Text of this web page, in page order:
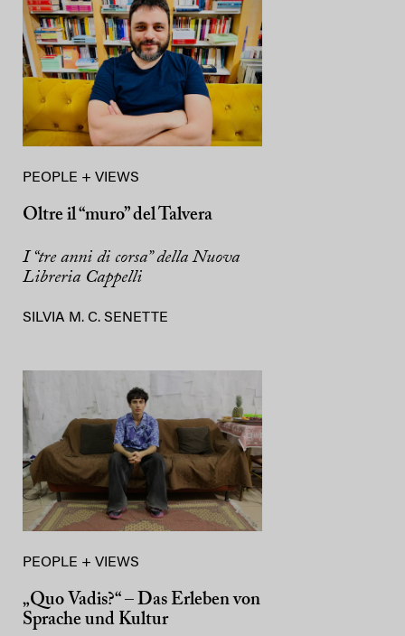
PEOPLE + VIEWS
Oltre il “muro” del Talvera
I “tre anni di corsa” della Nuova
Libreria Cappelli
SILVIA M. C. SENETTE
PEOPLE + VIEWS
„Quo Vadis?“ – Das Erleben von
Sprache und Kultur